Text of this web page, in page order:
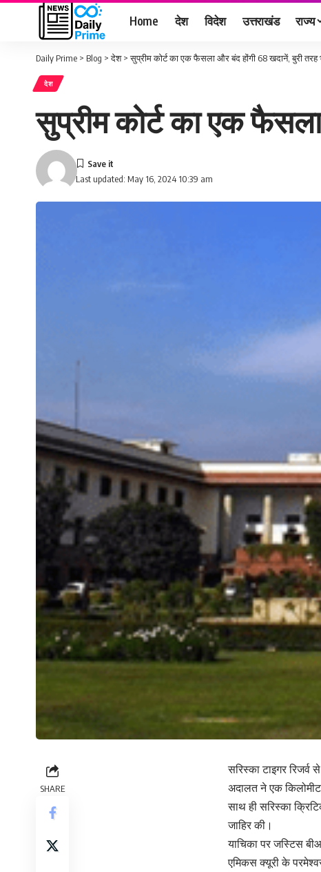
Home देश विदेश उत्तराखंड राज्य
Daily Prime > Blog >देश>सुप्रीम कोर्ट का एक फैसला और बंद होंगी 68 खदानें, बुरी
देश
सुप्रीम कोर्ट का एक
Last updated: May 16, 2024 10:39 am
SHARE
सरिस्का टाइगर
अदालत ने एक
साथ ही सरिस्का
जाहिर की।
याचिका पर जस्टिस
एमिकस क्यूरी के